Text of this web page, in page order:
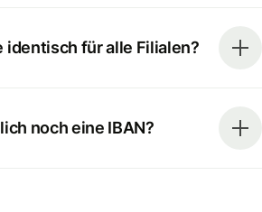
identisch für alle Filialen?
noch eine IBAN?